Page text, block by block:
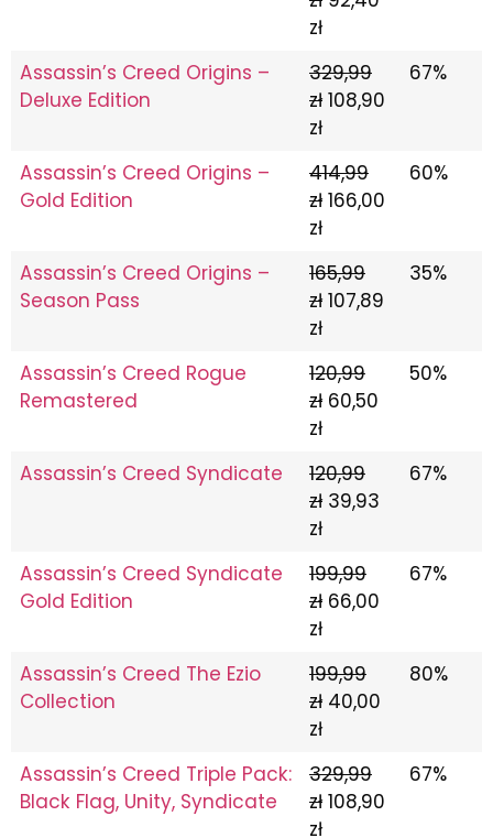
zł
Assassin’s Creed Origins –
Deluxe Edition
329,99
zł 108,90
zł
67%
Assassin’s Creed Origins –
Gold Edition
414,99
zł 166,00
zł
60%
Assassin’s Creed Origins –
Season Pass
165,99
zł 107,89
zł
35%
Assassin’s Creed Rogue
Remastered
120,99
zł 60,50
zł
50%
Assassin’s Creed Syndicate
120,99
zł 39,93
zł
67%
Assassin’s Creed Syndicate
Gold Edition
199,99
zł 66,00
zł
67%
Assassin’s Creed The Ezio
Collection
199,99
zł 40,00
zł
80%
Assassin’s Creed Triple Pack:
Black Flag, Unity, Syndicate
329,99
zł 108,90
zł
67%